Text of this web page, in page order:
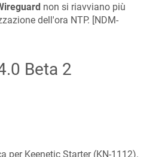
non si riavviano più
dell'ora NTP. [NDM-
Beta 2
per Keenetic Starter(KN-1112).